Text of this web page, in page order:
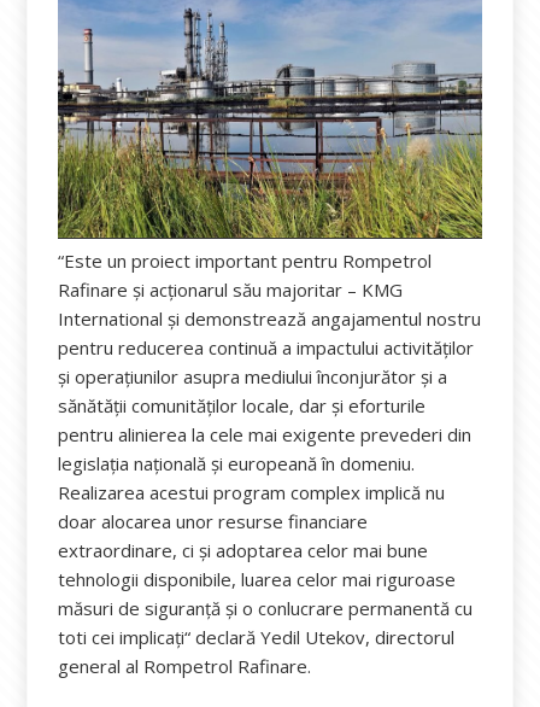
“Este un proiect important pentru Rompetrol
Rafinare şi acţionarul său majoritar – KMG
International şi demonstrează angajamentul nostru
pentru reducerea continuă a impactului activităţilor
şi operaţiunilor asupra mediului înconjurător şi a
sănătăţii comunităţilor locale, dar şi eforturile
pentru alinierea la cele mai exigente prevederi din
legislația națională și europeană în domeniu.
Realizarea acestui program complex implică nu
doar alocarea unor resurse financiare
extraordinare, ci şi adoptarea celor mai bune
tehnologii disponibile, luarea celor mai riguroase
măsuri de siguranţă şi o conlucrare permanentă cu
toti cei implicaţi“ declară Yedil Utekov, directorul
general al Rompetrol Rafinare.